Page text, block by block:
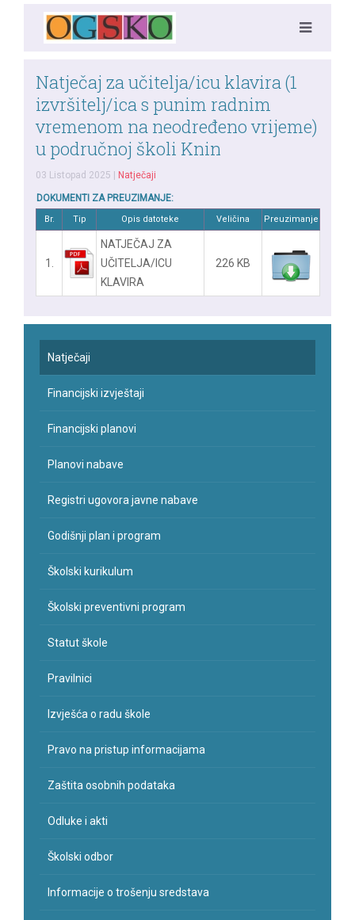
Natječaj za učitelja/icu klavira (1
izvršitelj/ica s punim radnim
vremenom na neodređeno vrijeme)
u područnoj školi Knin
03 Listopad 2025 Natječaji
DOKUMENTI ZA PREUZIMANJE:
Br. Tip Opis datoteke Veličina Preuzimanje
1.
NATJEČAJ ZA
UČITELJA/ICU
KLAVIRA
226 KB
Natječaji
Financijski izvještaji
Financijski planovi
Planovi nabave
Registri ugovora javne nabave
Godišnji plan i program
Školski kurikulum
Školski preventivni program
Statut škole
Pravilnici
Izvješća o radu škole
Pravo na pristup informacijama
Zaštita osobnih podataka
Odluke i akti
Školski odbor
Informacije o trošenju sredstava